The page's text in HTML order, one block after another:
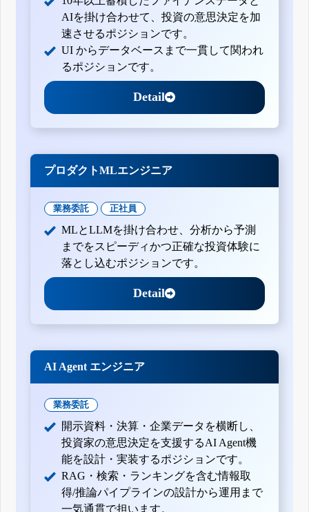
AIを掛け合わせて、投資の意思決定を加
速させるポジションです。
UI からデータベースまで一貫して関われ
るポジションです。
Detail
プロダクトMLエンジニア
業務委託 正社員
MLとLLMを掛け合わせ、分析から予測
までをスピーディかつ正確な投資体験に
落とし込むポジションです。
Detail
AI Agent エンジニア
業務委託
開示資料・決算・企業データを横断し、
投資家の意思決定を支援するAI Agent機
能を設計・実装するポジションです。
RAG・検索・ランキングを含む情報取
得/推論パイプラインの設計から運用まで
一気通貫で担います。